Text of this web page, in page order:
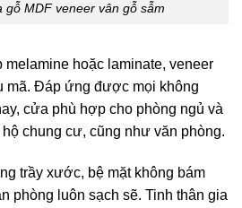
gỗ MDF veneer vân gỗ sẫm
hoặc laminate, veneer
mã. Đáp ứng được mọi không
cửa phù hợp cho phòng ngủ và
chung cư, cũng như văn phòng.
trầy xước, bệ mặt không bám
phòng luôn sạch sẽ. Tinh thân gia